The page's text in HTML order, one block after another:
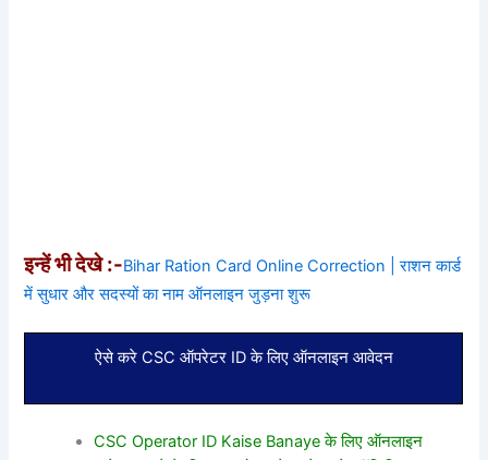
इन्हें भी देखे :-Bihar Ration Card Online Correction | राशन कार्ड
में सुधार और सदस्यों का नाम ऑनलाइन जुड़ना शुरू
ऐसे करे CSC ऑपरेटर ID के लिए ऑनलाइन आवेदन
CSC Operator ID Kaise Banaye के लिए ऑनलाइन